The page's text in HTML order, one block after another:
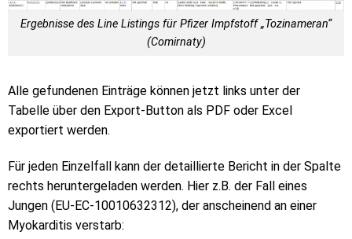
Ergebnisse des Line Listings für Pfizer Impfstoff „Tozinameran“
(Comirnaty)
Alle gefundenen Einträge können jetzt links unter der
Tabelle über den Export-Button als PDF oder Excel
exportiert werden.
Für jeden Einzelfall kann der detaillierte Bericht in der Spalte
rechts heruntergeladen werden. Hier z.B. der Fall eines
Jungen (EU-EC-10010632312), der anscheinend an einer
Myokarditis verstarb: